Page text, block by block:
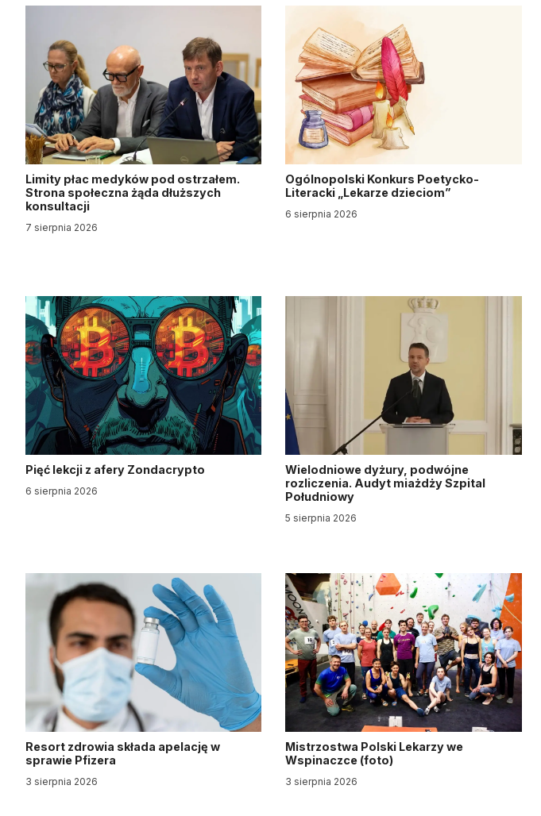
Limity płac medyków pod ostrzałem.
Strona społeczna żąda dłuższych
konsultacji
7 sierpnia 2026
Ogólnopolski Konkurs Poetycko-
Literacki „Lekarze dzieciom”
6 sierpnia 2026
Pięć lekcji z afery Zondacrypto
6 sierpnia 2026
Wielodniowe dyżury, podwójne
rozliczenia. Audyt miażdży Szpital
Południowy
5 sierpnia 2026
Resort zdrowia składa apelację w
sprawie Pfizera
3 sierpnia 2026
Mistrzostwa Polski Lekarzy we
Wspinaczce (foto)
3 sierpnia 2026